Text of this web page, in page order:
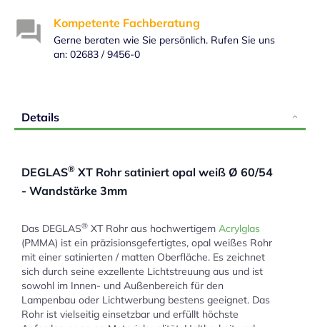
Kompetente Fachberatung
Gerne beraten wie Sie persönlich. Rufen Sie uns
an: 02683 / 9456-0
Details
DEGLAS® XT Rohr satiniert opal weiß Ø 60/54
- Wandstärke 3mm
Das DEGLAS® XT Rohr aus hochwertigem Acrylglas
(PMMA) ist ein präzisionsgefertigtes, opal weißes Rohr
mit einer satinierten / matten Oberfläche. Es zeichnet
sich durch seine exzellente Lichtstreuung aus und ist
sowohl im Innen- und Außenbereich für den
Lampenbau oder Lichtwerbung bestens geeignet. Das
Rohr ist vielseitig einsetzbar und erfüllt höchste